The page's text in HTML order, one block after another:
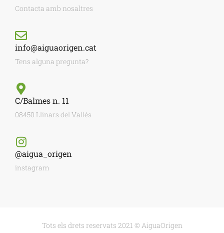
Contacta amb nosaltres
info@aiguaorigen.cat
Tens alguna pregunta?
C/Balmes n. 11
08450 Llinars del Vallès
@aigua_origen
instagram
Tots els drets reservats 2021 © AiguaOrigen